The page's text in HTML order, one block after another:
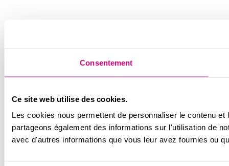
Consentement
Ce site web utilise des cookies.
Les cookies nous permettent de personnaliser le contenu
partageons également des informations sur l'utilisation de
avec d'autres informations que vous leur avez fournies ou